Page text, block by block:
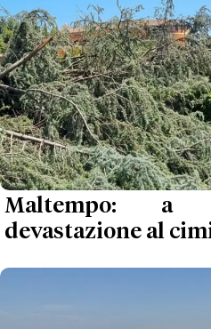
Maltempo: a
devastazione al